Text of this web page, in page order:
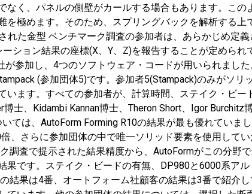
なく、パネルの側壁がカールする場合もあります。こ
を極めます。そのため、スプリングバックを解析する上
れた金型 ベンチマーク調査の参加者は、あらかじめ定
ション結果の座標(X、Y、Z)を報告することが定めら
参加し、4つのソフトウェア・コードが用いられまし
(参加団体5)です。参加者5(Stampack)のみがソ
います。すべての参加者が、計算時間、ステイク・ビ
博士、Kidambi Kannan博士、Theron Short、Igor
ては、AutoForm Forming R10の結果が最も優れてい
、さらに参加団体の中で唯一ソリッド要素を使用して
調査で提示された結果精度から、AutoFormがこの分野
果です。ステイク・ビードの有無、DP980と6000系ア
結果は4番、オートフォーム社顧客の結果は3番で紹介